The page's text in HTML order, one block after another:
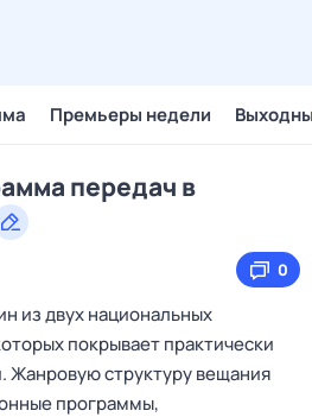
Премьеры недели
передач в
0
из двух национальных
покрывает практически
Жанровую структуру вещания
программы,